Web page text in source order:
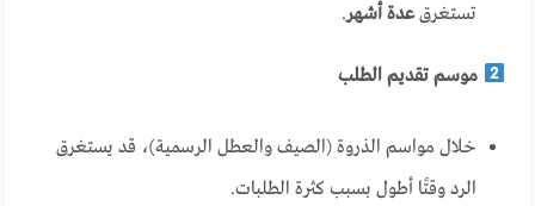
تستغرقعدة أشهر.
موسم تقديم الطلب
خلال مواسم الذروة (الصيف والعطل الرسمية)، قد يستغرق
الرد وقتًا أطول بسبب كثرة الطلبات.